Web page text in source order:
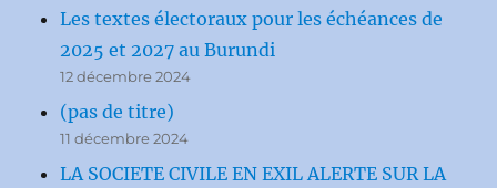
Les textes électoraux pour les échéances de
2025 et 2027 au Burundi
12 décembre 2024
(pas de titre)
11 décembre 2024
LA SOCIETE CIVILE EN EXIL ALERTE SUR LA